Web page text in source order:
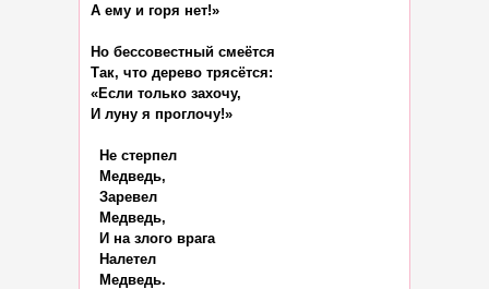
А ему и горя нет!»
Но бессовестный смеётся
Так, что дерево трясётся:
«Если только захочу,
И луну я проглочу!»
  Не стерпел
  Медведь,
  Заревел
  Медведь,
  И на злого врага
  Налетел
  Медведь.